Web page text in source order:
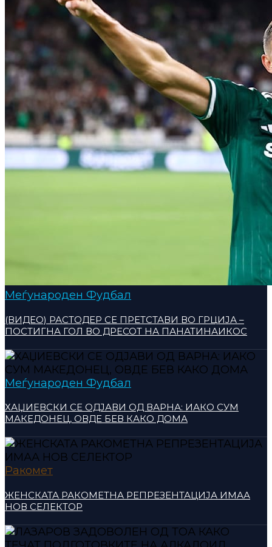
Меѓународен Фудбал
(ВИДЕО) РАСТОДЕР СЕ ПРЕТСТАВИ ВО ГРЦИЈА –
ПОСТИГНА ГОЛ ВО ДРЕСОТ НА ПАНАТИНАИКОС
Меѓународен Фудбал
ХАЏИЕВСКИ СЕ ОДЈАВИ ОД ВАРНА: ИАКО СУМ
МАКЕДОНЕЦ, ОВДЕ БЕВ КАКО ДОМА
Ракомет
ЖЕНСКАТА РАКОМЕТНА РЕПРЕЗЕНТАЦИЈА ИМАА
НОВ СЕЛЕКТОР